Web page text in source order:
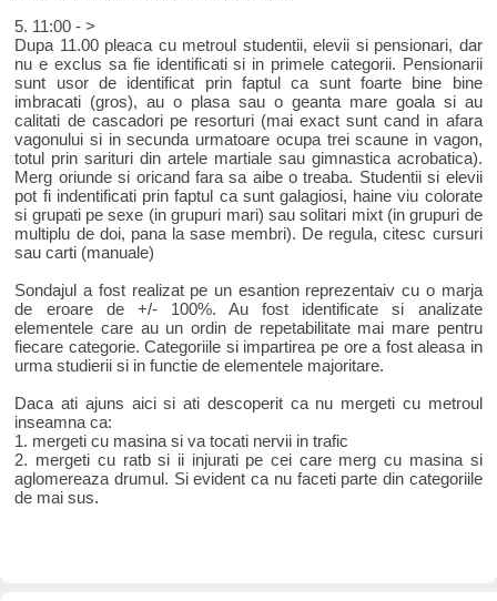
5. 11:00 - >
Dupa 11.00 pleaca cu metroul studentii, elevii si pensionari, dar
nu e exclus sa fie identificati si in primele categorii. Pensionarii
sunt usor de identificat prin faptul ca sunt foarte bine bine
imbracati (gros), au o plasa sau o geanta mare goala si au
calitati de cascadori pe resorturi (mai exact sunt cand in afara
vagonului si in secunda urmatoare ocupa trei scaune in vagon,
totul prin sarituri din artele martiale sau gimnastica acrobatica).
Merg oriunde si oricand fara sa aibe o treaba. Studentii si elevii
pot fi indentificati prin faptul ca sunt galagiosi, haine viu colorate
si grupati pe sexe (in grupuri mari) sau solitari mixt (in grupuri de
multiplu de doi, pana la sase membri). De regula, citesc cursuri
sau carti (manuale)
Sondajul a fost realizat pe un esantion reprezentaiv cu o marja
de eroare de +/- 100%. Au fost identificate si analizate
elementele care au un ordin de repetabilitate mai mare pentru
fiecare categorie. Categoriile si impartirea pe ore a fost aleasa in
urma studierii si in functie de elementele majoritare.
Daca ati ajuns aici si ati descoperit ca nu mergeti cu metroul
inseamna ca:
1. mergeti cu masina si va tocati nervii in trafic
2. mergeti cu ratb si ii injurati pe cei care merg cu masina si
aglomereaza drumul. Si evident ca nu faceti parte din categoriile
de mai sus.